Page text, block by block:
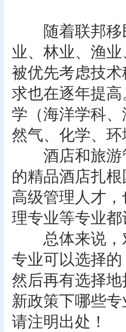
随着联邦移
业、林业、渔
被优先考虑技
求也在逐年提
学（海洋学科
然气、化学、
酒店和旅游
的精品酒店扎
高级管理人才
理专业等专业
总体来说，
专业可以选择
然后再有选择
新政策下哪些
请注明出处！